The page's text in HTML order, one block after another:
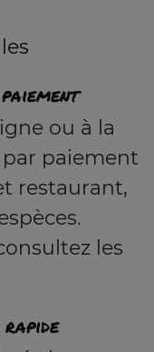
ou à la
par paiement
restaurant,
les